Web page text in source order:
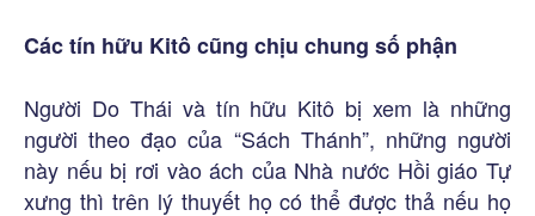
Các tín hữu Kitô cũng chịu chung số phận
Người Do Thái và tín hữu Kitô bị xem là những
người theo đạo của “Sách Thánh”, những người
này nếu bị rơi vào ách của Nhà nước Hồi giáo Tự
xưng thì trên lý thuyết họ có thể được thả nếu họ